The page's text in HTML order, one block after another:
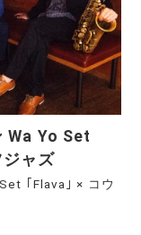
Wa Yo Set
ャズ
｢Flava｣ × コウ